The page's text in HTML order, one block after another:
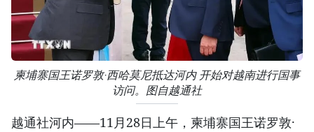
柬埔寨国王诺罗敦·西哈莫尼抵达河内 开始对越南进行国事
访问。图自越通社
越通社河内——11月28日上午，柬埔寨国王诺罗敦·